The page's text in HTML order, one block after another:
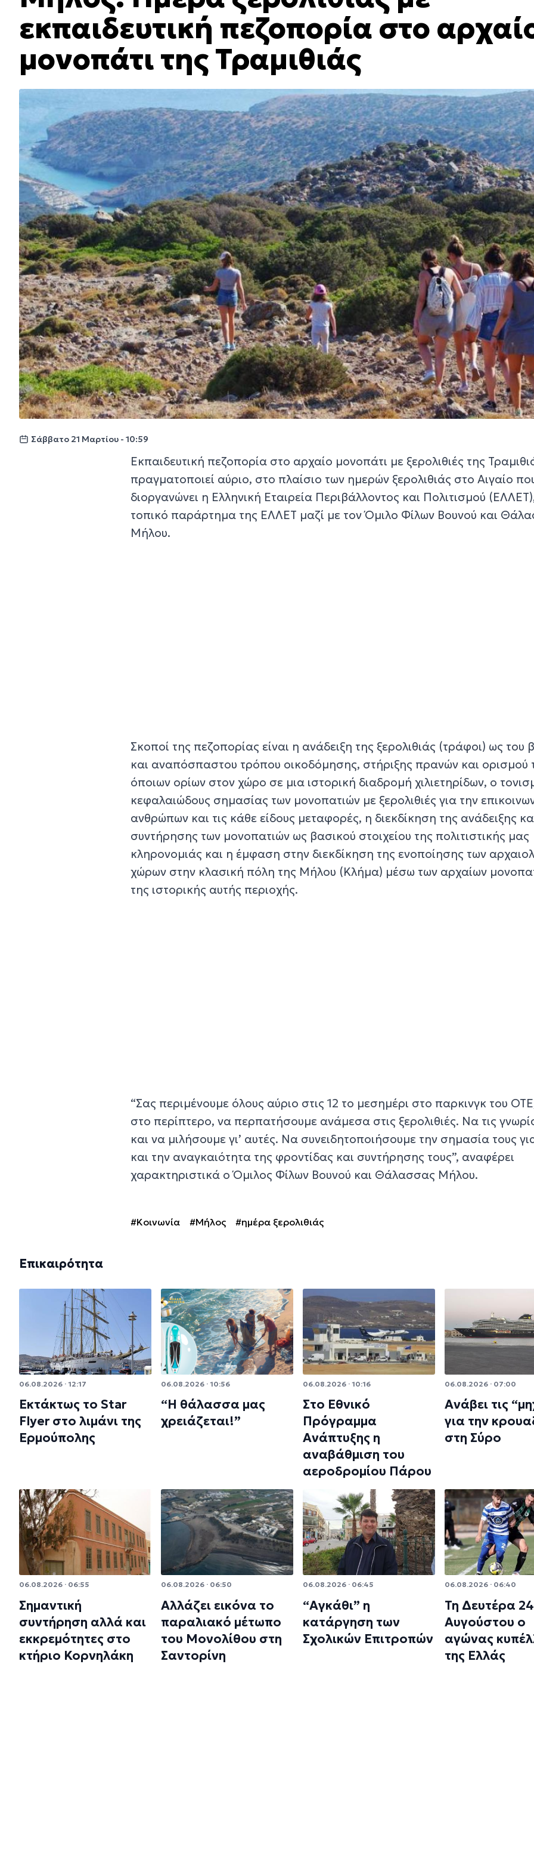
εκπαιδευτική πεζοπορία στο
μονοπάτι της Τραμιθιάς
Σάββατο 21 Μαρτίου - 10:59
Εκπαιδευτική πεζοπορία στο αρχαίο μονοπάτι με ξερολιθιές της
πραγματοποιεί αύριο, στο πλαίσιο των ημερών ξερολιθιάς στο Αιγαίο
διοργανώνει η Ελληνική Εταιρεία Περιβάλλοντος και Πολιτισμού
τοπικό παράρτημα της ΕΛΛΕΤ μαζί με τον Όμιλο Φίλων Βουνού και
Μήλου.
Σκοποί της πεζοπορίας είναι η ανάδειξη της ξερολιθιάς (τράφοι) ως του
και αναπόσπαστου τρόπου οικοδόμησης, στήριξης πρανών και ορισμού
όποιων ορίων στον χώρο σε μια ιστορική διαδρομή χιλιετηρίδων, ο
κεφαλαιώδους σημασίας των μονοπατιών με ξερολιθιές για την
ανθρώπων και τις κάθε είδους μεταφορές, η διεκδίκηση της ανάδειξης
συντήρησης των μονοπατιών ως βασικού στοιχείου της πολιτιστικής μας
κληρονομιάς και η έμφαση στην διεκδίκηση της ενοποίησης των
χώρων στην κλασική πόλη της Μήλου (Κλήμα) μέσω των αρχαίων
της ιστορικής αυτής περιοχής.
“Σας περιμένουμε όλους αύριο στις 12 το μεσημέρι στο παρκινγκ του
στο περίπτερο, να περπατήσουμε ανάμεσα στις ξερολιθιές. Να τις
και να μιλήσουμε γι’ αυτές. Να συνειδητοποιήσουμε την σημασία τους
και την αναγκαιότητα της φροντίδας και συντήρησης τους”, αναφέρει
χαρακτηριστικά ο Όμιλος Φίλων Βουνού και Θάλασσας Μήλου.
#Κοινωνία #Μήλος #ημέρα ξερολιθιάς
Επικαιρότητα
06.08.2026 · 12:17
Εκτάκτως το Star
Flyer στο λιμάνι της
Ερμούπολης
06.08.2026 · 10:56
“Η θάλασσα μας
χρειάζεται!”
06.08.2026 · 10:16
Στο Εθνικό
Πρόγραμμα
Ανάπτυξης η
αναβάθμιση του
αεροδρομίου Πάρου
06.08.2026 · 07:00
Ανάβει τις
για την
στη Σύρο
06.08.2026 · 06:55
Σημαντική
συντήρηση αλλά και
εκκρεμότητες στο
κτήριο Κορνηλάκη
06.08.2026 · 06:50
Αλλάζει εικόνα το
παραλιακό μέτωπο
του Μονολίθου στη
Σαντορίνη
06.08.2026 · 06:45
“Αγκάθι” η
κατάργηση των
Σχολικών Επιτροπών
06.08.2026 · 06:40
Τη Δευτέρα 24
Αυγούστου ο
αγώνας
της Ελλάς